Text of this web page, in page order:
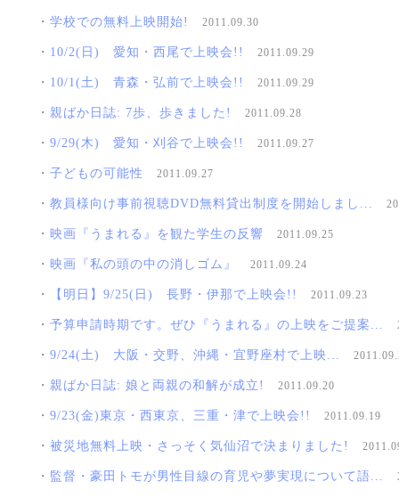
・ 学校での無料上映開始! 2011.09.30
・ 10/2(日) 愛知・西尾で上映会!! 2011.09.29
・ 10/1(土) 青森・弘前で上映会!! 2011.09.29
・ 親ばか日誌: 7歩、歩きました! 2011.09.28
・ 9/29(木) 愛知・刈谷で上映会!! 2011.09.27
・ 子どもの可能性 2011.09.27
・ 教員様向け事前視聴DVD無料貸出制度を開始しまし...
・ 映画『うまれる』を観た学生の反響 2011.09.25
・ 映画『私の頭の中の消しゴム』 2011.09.24
・ 【明日】9/25(日) 長野・伊那で上映会!! 2011.09.23
・ 予算申請時期です。ぜひ『うまれる』の上映をご提案...
・ 9/24(土) 大阪・交野、沖縄・宜野座村で上映...
・ 親ばか日誌: 娘と両親の和解が成立! 2011.09.20
・ 9/23(金)東京・西東京、三重・津で上映会!! 2011.09.19
・ 被災地無料上映・さっそく気仙沼で決まりました!
・ 監督・豪田トモが男性目線の育児や夢実現について語...